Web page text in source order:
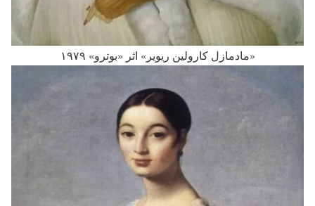
«مادمازل کارولین ریویر»‌ اثر «بوترو» ۱۹۷۹